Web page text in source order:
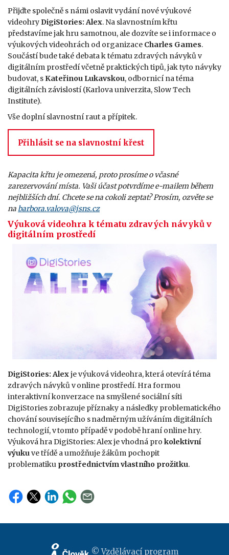
Přijďte společně s námi oslavit vydání nové výukové
videohry DigiStories: Alex. Na slavnostním křtu
představíme jak hru samotnou, ale dozvíte se i informace o
výukových videohrách od organizace Charles Games.
Součástí bude také debata k tématu zdravých návyků v
digitálním prostředí včetně praktických tipů, jak tyto návyky
budovat, s Kateřinou Lukavskou, odbornicí na téma
digitálních závislostí (Karlova univerzita, Slow Tech
Institute).
Vše doplní slavnostní raut a přípitek.
Přihlásit se na slavnostní křest
Kapacita křtu je omezená, proto prosíme o včasné
zarezervování místa. Vaši účast potvrdíme e-mailem během
nejbližších dní. Chcete se na cokoli zeptat? Prosím, ozvěte se
na barbora.valova@jsns.cz
Výuková videohra k tématu zdravých návyků v
digitálním prostředí
DigiStories: Alexje výuková videohra, která otevírá téma
zdravých návyků v online prostředí. Hra formou
interaktivní konverzace na smyšlené sociální síti
DigiStories zobrazuje příznaky a následky problematického
chování souvisejícího s nadměrným užíváním digitálních
technologií, v tomto případě v podobě hraní online hry.
Výuková hra DigiStories: Alex je vhodná pro kolektivní
výukuve třídě a umožňuje žákům pochopit
problematiku prostřednictvím vlastního prožitku.
© Vzdělávací program